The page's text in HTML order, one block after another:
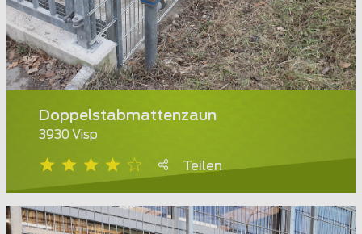
Doppelstabmattenzaun
3930 Visp
Teilen